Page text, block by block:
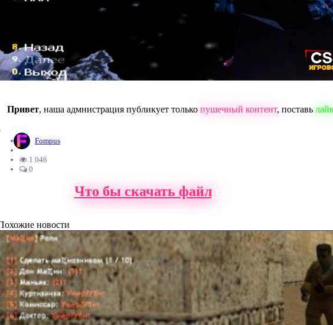
Привет, наша адмнистрация публикует только пушечный контент, поставь
Fompus
1 046
0
Что бы скачать файлс нашего сайта,
новости